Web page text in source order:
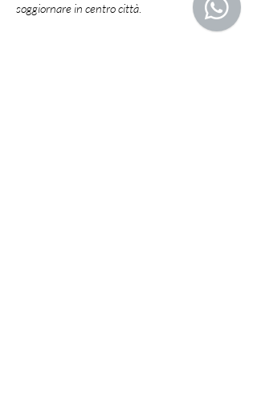
soggiornare in centro città.